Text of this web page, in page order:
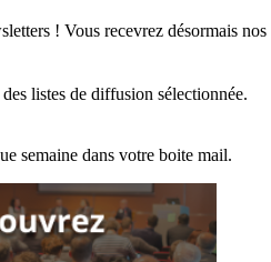
! Vous recevrez désormais nos
listes de diffusion sélectionnée.
semaine dans votre boite mail.